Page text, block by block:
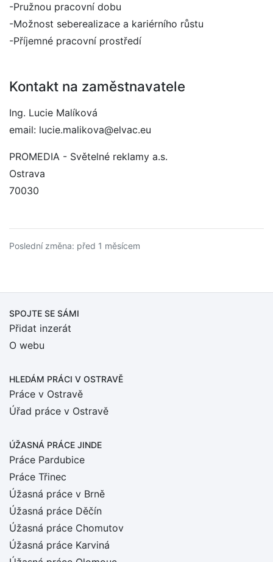
-Pružnou pracovní dobu
-Možnost seberealizace a kariérního růstu
-Příjemné pracovní prostředí
Kontakt na zaměstnavatele
Ing. Lucie Malíková
email: lucie.malikova@elvac.eu
PROMEDIA - Světelné reklamy a.s.
Ostrava
70030
Poslední změna: před 1 měsícem
SPOJTE SE SÁMI
Přidat inzerát
O webu
HLEDÁM PRÁCI V OSTRAVĚ
Práce v Ostravě
Úřad práce v Ostravě
ÚŽASNÁ PRÁCE JINDE
Práce Pardubice
Práce Třinec
Úžasná práce v Brně
Úžasná práce Děčín
Úžasná práce Chomutov
Úžasná práce Karviná